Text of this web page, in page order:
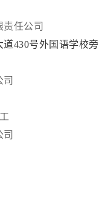
责任公司
430号外国语学校旁
司